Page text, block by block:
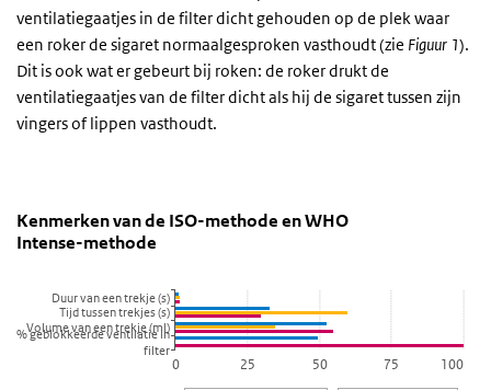
ventilatiegaatjes in de filter dicht gehouden op de plek waar
een roker de sigaret normaalgesproken vasthoudt (zie Figuur 1).
Dit is ook wat er gebeurt bij roken: de roker drukt de
ventilatiegaatjes van de filter dicht als hij de sigaret tussen zijn
vingers of lippen vasthoudt.
Kenmerken van de ISO methode en WHO
Sla de grafiek 'Kenmerken van de ISO-methode en WHO
Kenmerken van de ISO-methode en WHO Intense-
Staaf grafiek met 3 reeksen.
De grafiek heeft 1 X-as die categories weergeeft.
De grafiek heeft 1 Y-as die values weergeeft.
Kenmerken van de ISO-methode en WHO
Intense-methode
0 100
25 50 75
Duur van een trekje (s)
Tijd tussen trekjes (s)
Volume van een trekje (ml)
% geblokkeerde ventilatie in
filter